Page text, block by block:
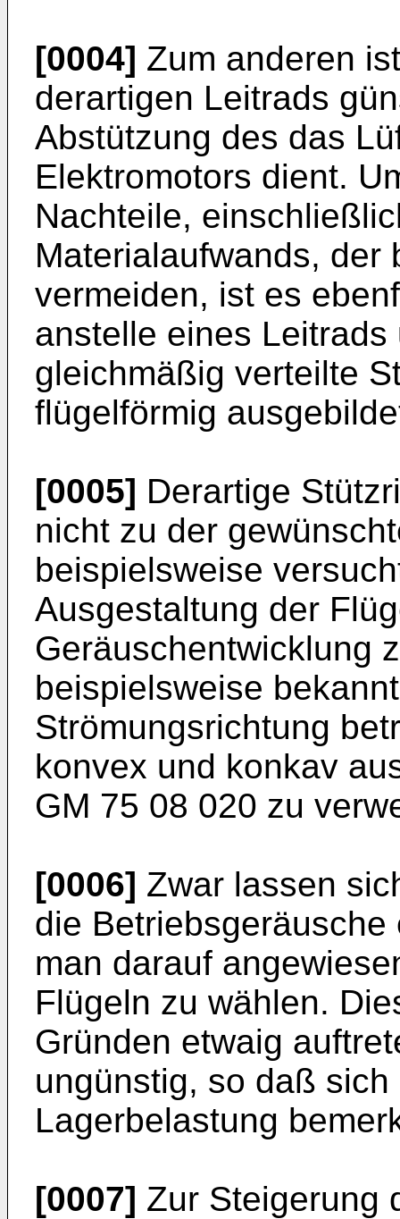
[0004] Zum anderen
derartigen Leitrads
Abstützung des das
Elektromotors dient.
Nachteile,
Materialaufwands, der
vermeiden, ist es
anstelle eines Leitrads
gleichmäßig verteilte
flügelförmig
[0005] Derartige
nicht zu der
beispielsweise
Ausgestaltung der
Geräuschentwicklung
beispielsweise
Strömungsrichtung
konvex und konkav
GM 75 08 020 zu
[0006] Zwar lassen
die
man darauf
Flügeln zu wählen.
Gründen etwaig
ungünstig, so daß
Lagerbelastung
[0007] Zur Steigerung